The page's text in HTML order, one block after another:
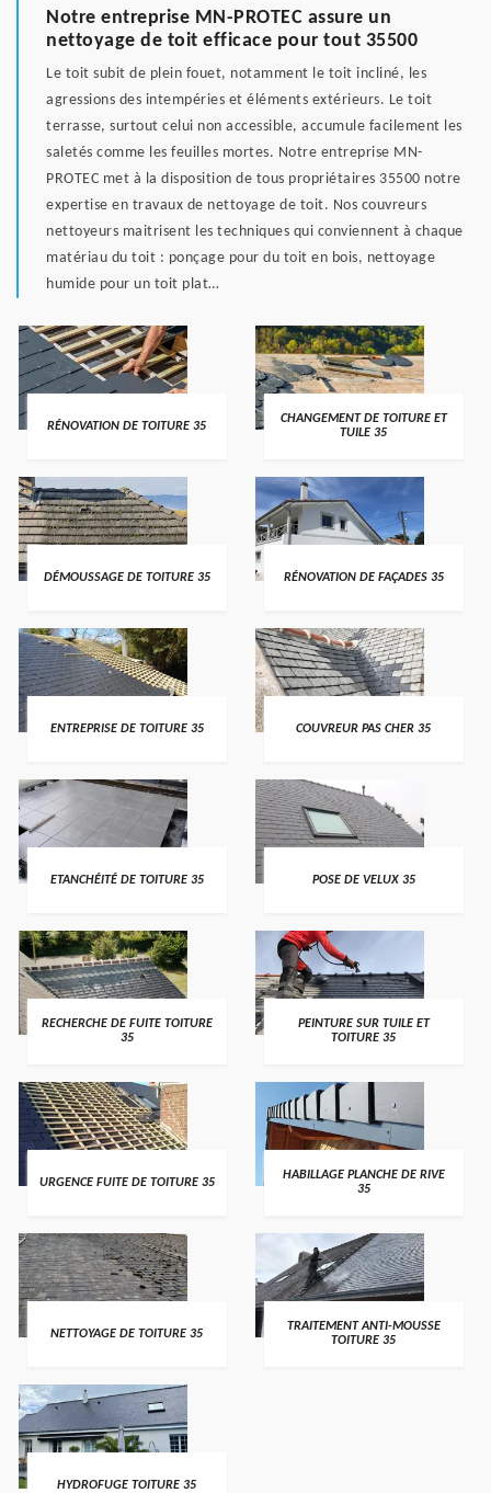
Notre entreprise MN-PROTEC assure un
nettoyage de toit efficace pour tout 35500
Le toit subit de plein fouet, notamment le toit incliné, les
agressions des intempéries et éléments extérieurs. Le toit
terrasse, surtout celui non accessible, accumule facilement les
saletés comme les feuilles mortes. Notre entreprise MN-
PROTEC met à la disposition de tous propriétaires 35500 notre
expertise en travaux de nettoyage de toit. Nos couvreurs
nettoyeurs maitrisent les techniques qui conviennent à chaque
matériau du toit : ponçage pour du toit en bois, nettoyage
humide pour un toit plat…
RÉNOVATION DE TOITURE 35
CHANGEMENT DE TOITURE ET
TUILE 35
DÉMOUSSAGE DE TOITURE 35 RÉNOVATION DE FAÇADES 35
ENTREPRISE DE TOITURE 35 COUVREUR PAS CHER 35
ETANCHÉITÉ DE TOITURE 35 POSE DE VELUX 35
RECHERCHE DE FUITE TOITURE
35
PEINTURE SUR TUILE ET
TOITURE 35
URGENCE FUITE DE TOITURE 35
HABILLAGE PLANCHE DE RIVE
35
NETTOYAGE DE TOITURE 35
TRAITEMENT ANTI-MOUSSE
TOITURE 35
HYDROFUGE TOITURE 35